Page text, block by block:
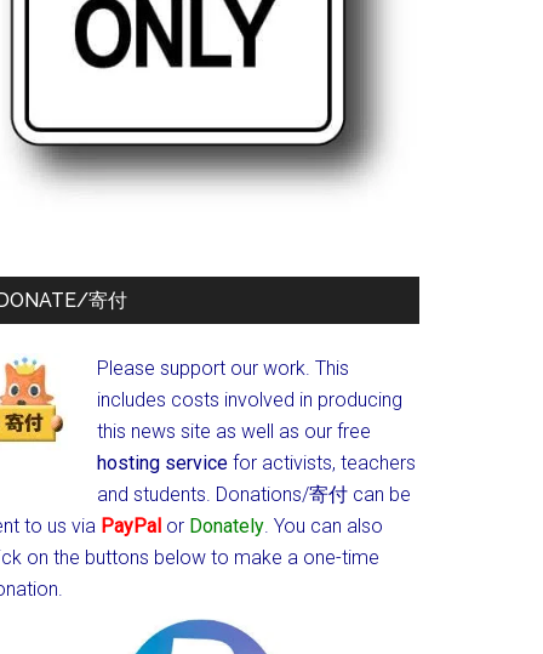
寄付
Please support our work. This
includes costs involved in producing
this news site as well as our free
hosting service for activists, teachers
and students. Donations/寄付 can be
to us via PayPal or Donately. You can also
on the buttons below to make a one-time